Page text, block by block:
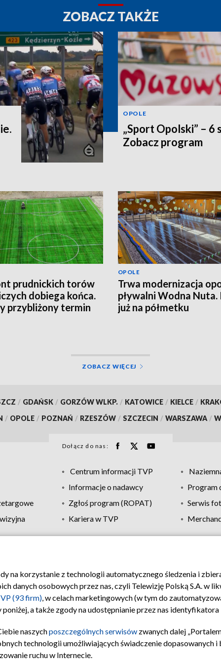
ZOBACZ TAKŻE
OPOLE
„Sport Opolski” – 6
Zobacz program
prudnickich torów
dobiega końca.
przybliżony termin
OPOLE
Trwa modernizacja
pływalni Wodna Nuta.
już na półmetku
ZOBACZ WIĘCEJ
/ GDAŃSK / GORZÓW WLKP. / KATOWICE / KIELCE /
/ OPOLE / POZNAŃ / RZESZÓW / SZCZECIN / WARSZAWA /
Dołącz do nas:
Centrum informacji TVP
Informacje o nadawcy
Program
Zgłoś program (ROPAT)
Serwis
Kariera w TVP
Polityka prywatności Moje zgody Pomoc Biuro
na korzystanie z technologii automatycznego śledzenia i
danych osobowych przez nas, czyli Telewizję Polską S.A. w
(93 firm), w celach marketingowych (w tym do
a także zgody na udostępnianie przez nas
naszychposzczególnych serwisów zwanych dalej
technologii umożliwiających świadczenie dopasowanych i
ruchu w Internecie.